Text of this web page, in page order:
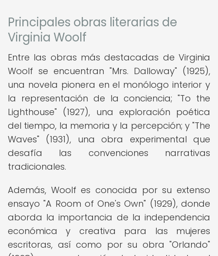
Principales obras literarias de
Virginia Woolf
Entre las obras más destacadas de Virginia
Woolf se encuentran "Mrs. Dalloway" (1925),
una novela pionera en el monólogo interior y
la representación de la conciencia; "To the
Lighthouse" (1927), una exploración poética
del tiempo, la memoria y la percepción; y "The
Waves" (1931), una obra experimental que
desafía las convenciones narrativas
tradicionales.
Además, Woolf es conocida por su extenso
ensayo "A Room of One's Own" (1929), donde
aborda la importancia de la independencia
económica y creativa para las mujeres
escritoras, así como por su obra "Orlando"